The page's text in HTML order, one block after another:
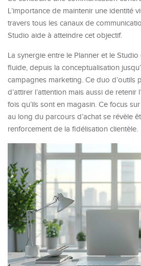
L’importance de maintenir une identité
travers tous les canaux de
Studio aide à atteindre cet objectif.
La synergie entre le Planner et le
fluide, depuis la conceptualisation
campagnes marketing. Ce duo d’outils
d’attirer l’attention mais aussi de retenir
fois qu’ils sont en magasin. Ce focus
au long du parcours d’achat se révèle
renforcement de la fidélisation clientèle.